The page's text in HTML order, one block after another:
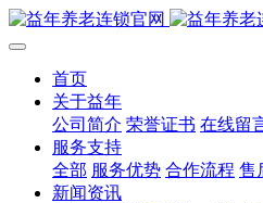
首页
关于益年
公司简介 荣誉证书 在线留
服务支持
全部 服务优势 合作流程 售
新闻资讯